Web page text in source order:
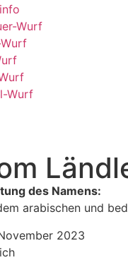
Wurf
Wurf
des Namens:
arabischen und
2023